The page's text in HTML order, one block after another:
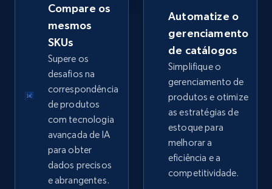
more.
2.5K+ Comece agora
eBay - Collect records by category
URL, Product id, Title, Seller name, Seller rating,
Seller reviews, Breadcrumbs, Root category, and
2.5K+ 358+ Comece agora
Compare os
mesmos
SKUs
Supere os
desafios na
correspondência
de produtos
com tecnologia
avançada de IA
para obter
dados precisos
e abrangentes.
Automatize o
gerenciamento
de catálogos
Simplifique o
gerenciamento de
produtos e otimize
as estratégias de
estoque para
melhorar a
eficiência e a
competitividade.